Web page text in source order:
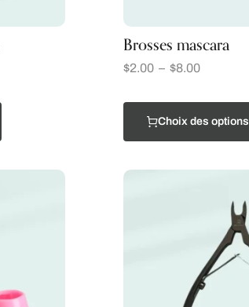
Brosses mascara
$2.00 – $8.00
Choix des options